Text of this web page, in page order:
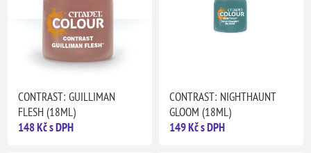
CONTRAST: GUILLIMAN
FLESH (18ML)
148 Kč s DPH
CONTRAST: NIGHTHAUNT
GLOOM (18ML)
149 Kč s DPH